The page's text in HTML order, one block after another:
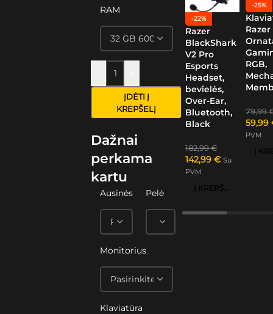
RAM
ĮDĖTI Į
KREPŠELĮ
Dažnai
perkama
kartu
Ausinės Pelė
Monitorius
Klaviatūra
-22%
Razer
BlackShark
V2 Pro
Esports
Headset,
bevielės,
Over-Ear,
Bluetooth,
Black
182,99€
142,99 € Su
PVM
Į KREPŠELĮ
-25%
Razer
RGB,
79,99
59,99
PVM